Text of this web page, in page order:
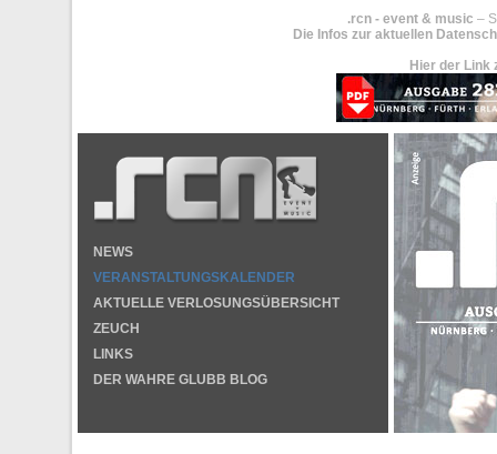
.rcn - event & music –
Die Infos zur aktuellen
Hier der Link
NEWS
VERANSTALTUNGSKALENDER
AKTUELLE VERLOSUNGSÜBERSICHT
ZEUCH
LINKS
DER WAHRE GLUBB BLOG